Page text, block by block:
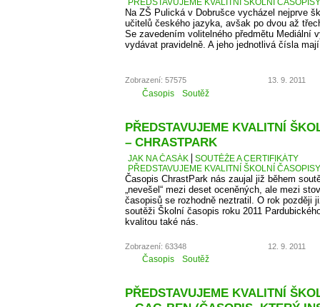
PŘEDSTAVUJEME KVALITNÍ ŠKOLNÍ
Na ZŠ Pulická v Dobrušce vycházel nejprve
učitelů českého jazyka, avšak po dvou až
Se zavedením volitelného předmětu Mediální
vydávat pravidelně. A jeho jednotlivá čísla
Zobrazení: 57575 13. 9. 2011
Časopis Soutěž
PŘEDSTAVUJEME KVALITNÍ
– CHRASTPARK
JAK NA ČASÁK
SOUTĚŽE A CERTIFIKÁTY
PŘEDSTAVUJEME KVALITNÍ ŠKOLNÍ
Časopis ChrastPark nás zaujal již během
„nevešel“ mezi deset oceněných, ale mezi
časopisů se rozhodně neztratil. O rok později
soutěži Školní časopis roku 2011
kvalitou také nás.
Zobrazení: 63348 12. 9. 2011
Časopis Soutěž
PŘEDSTAVUJEME KVALITNÍ